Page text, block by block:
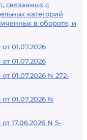
связанных с
категорий
в обороте, и
01.07.2026
01.07.2026
01.07.2026 N 272-
01.07.2026 N
17.06.2026 N 5-